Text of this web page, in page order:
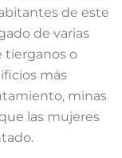
de este
de varias
tierganos o
más
minas
las mujeres